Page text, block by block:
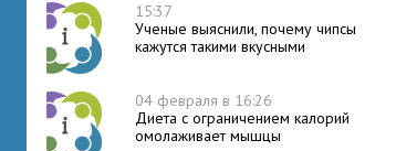
15:37
Ученые выяснили, почему чипсы
кажутся такими вкусными
04 февраля в 16:26
Диета с ограничением калорий
омолаживает мышцы